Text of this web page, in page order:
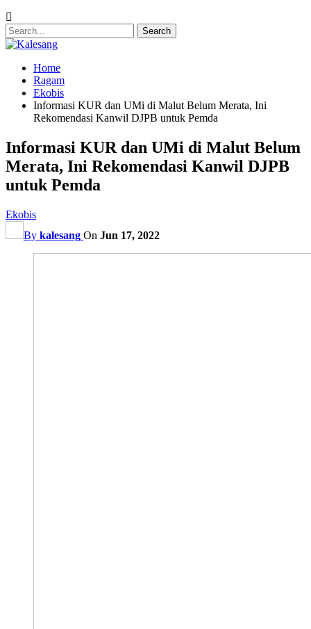
Home
Ragam
Ekobis
Informasi KUR dan UMi di Malut Belum Merata, Ini
Rekomendasi Kanwil DJPB untuk Pemda
Informasi KUR dan UMi di Malut Belum
Merata, Ini Rekomendasi Kanwil DJPB
untuk Pemda
Ekobis
By kalesang On Jun 17, 2022